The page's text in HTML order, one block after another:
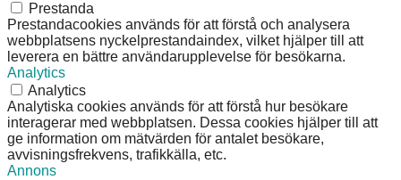
Prestanda
Prestandacookies används för att förstå och analysera
webbplatsens nyckelprestandaindex, vilket hjälper till att
leverera en bättre användarupplevelse för besökarna.
Analytics
Analytics
Analytiska cookies används för att förstå hur besökare
interagerar med webbplatsen. Dessa cookies hjälper till att
ge information om mätvärden för antalet besökare,
avvisningsfrekvens, trafikkälla, etc.
Annons